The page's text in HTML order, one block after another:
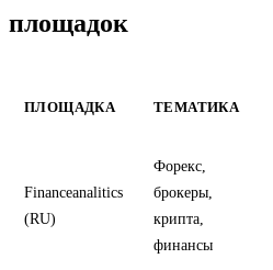
площадок
ПЛОЩАДКА ТЕМАТИКА
Financeanalitics
(RU)
Форекс,
брокеры,
крипта,
финансы